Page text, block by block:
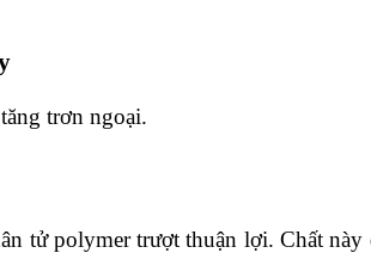
trơn ngoại.
tử polymer trượt thuận lợi. Chất